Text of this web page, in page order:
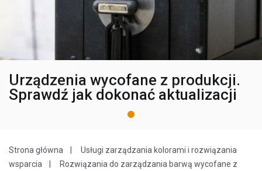
Urządzenia wycofane z produkcji.
Sprawdź jak dokonać aktualizacji
1
Strona główna
Usługi zarządzania kolorami i rozwiązania
wsparcia
Rozwiązania do zarządzania barwą wycofane z